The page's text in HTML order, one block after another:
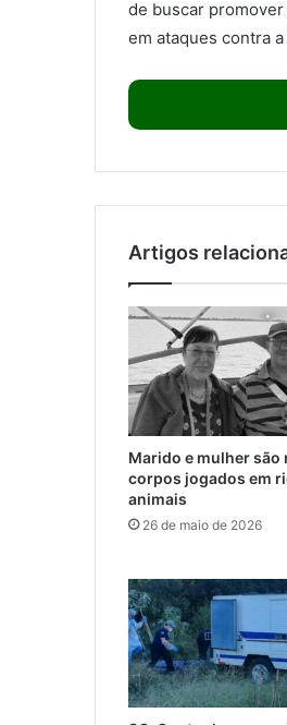
de buscar
em ataques contra
Artigos
Marido e mulher são
corpos jogados em
animais
26 de maio de 2026